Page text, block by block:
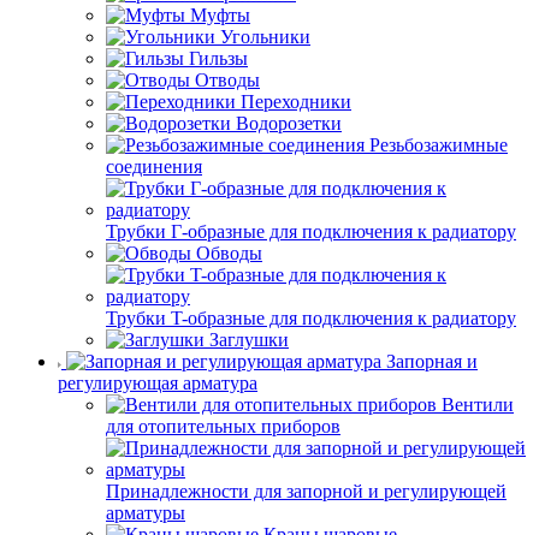
Муфты
Угольники
Гильзы
Отводы
Переходники
Водорозетки
Резьбозажимные
соединения
Трубки Г-образные для подключения к радиатору
Обводы
Трубки T-образные для подключения к радиатору
Заглушки
Запорная и
регулирующая арматура
Вентили
для отопительных приборов
Принадлежности для запорной и регулирующей
арматуры